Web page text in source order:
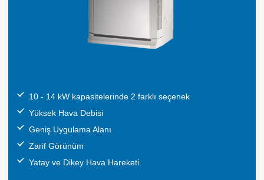
10 - 14 kW kapasitelerinde 2 farklı seçenek
Yüksek Hava Debisi
Geniş Uygulama Alanı
Zarif Görünüm
Yatay ve Dikey Hava Hareketi